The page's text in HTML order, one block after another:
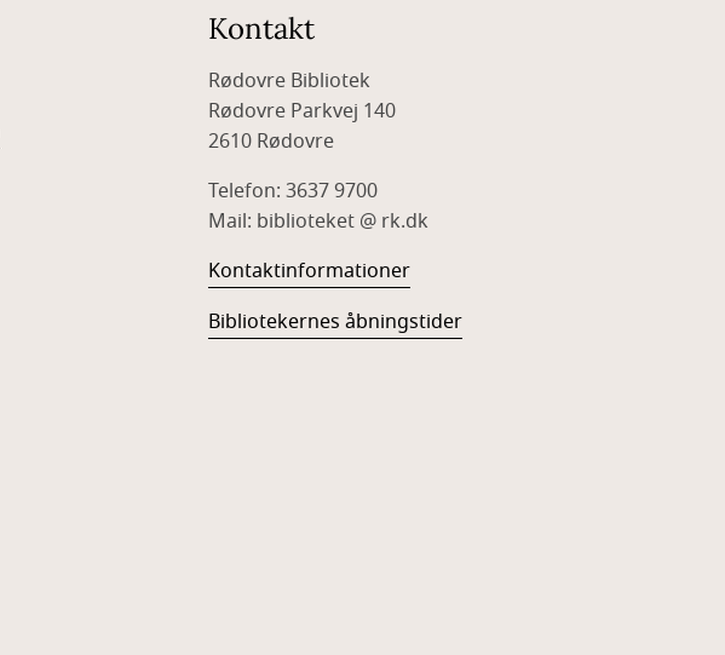
Kontakt
Rødovre Bibliotek
Rødovre Parkvej 140
2610 Rødovre
Telefon: 3637 9700
Mail: biblioteket @ rk.dk
Kontaktinformationer
Bibliotekernes åbningstider